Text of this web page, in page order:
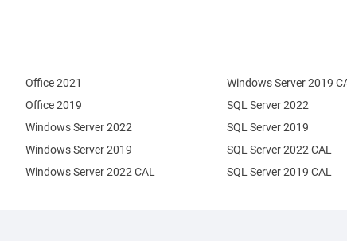
Office 2021
Office 2019
Windows Server 2022
Windows Server 2019
SQL Server 2022
SQL Server 2019
Windows Server 2022 CAL
Windows Server 2019
SQL Server 2022 CAL
SQL Server 2019 CAL